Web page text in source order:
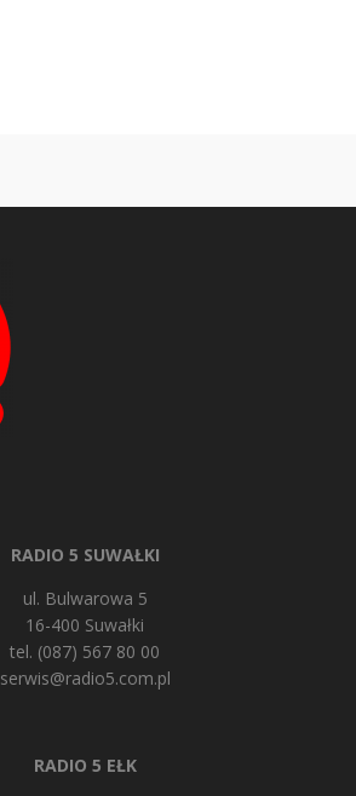
RADIO 5 SUWAŁKI
ul. Bulwarowa 5
16-400 Suwałki
tel. (087) 567 80 00
serwis@radio5.com.pl
RADIO 5 EŁK